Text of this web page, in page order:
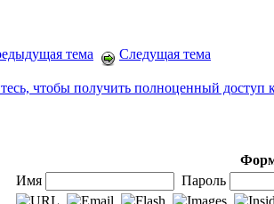
тема Следущая тема
чтобы получить полноценный доступ
Имя
Пароль